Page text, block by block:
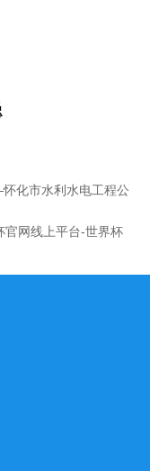
化市水利水电工程公
官网线上平台-世界杯